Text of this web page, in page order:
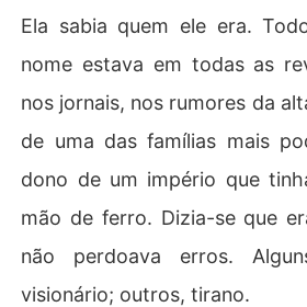
Ela sabia quem ele era.
nome estava em todas as
nos jornais, nos rumores da
de uma das famílias mais
dono de um império que
mão de ferro. Dizia-se que
não perdoava erros.
visionário; outros, tirano.